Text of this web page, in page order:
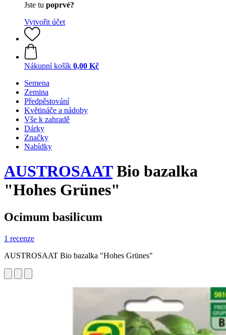
Jste tu poprvé?
Vytvořit účet
Nákupní košík 0,00 Kč
Semena
Zemina
Předpěstování
Květináče a nádoby
Vše k zahradě
Dárky
Značky
Nabídky
AUSTROSAATBio bazalka
"Hohes Grünes"
Ocimum basilicum
1 recenze
AUSTROSAAT Bio bazalka "Hohes Grünes"